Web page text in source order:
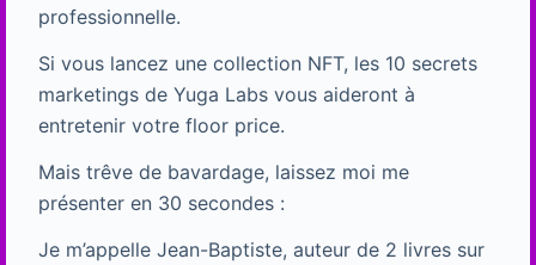
professionnelle.
Si vous lancez une collection NFT, les 10 secrets
marketings de Yuga Labs vous aideront à
entretenir votre floor price.
Mais trêve de bavardage, laissez moi me
présenter en 30 secondes :
Je m’appelle Jean-Baptiste, auteur de 2 livres sur